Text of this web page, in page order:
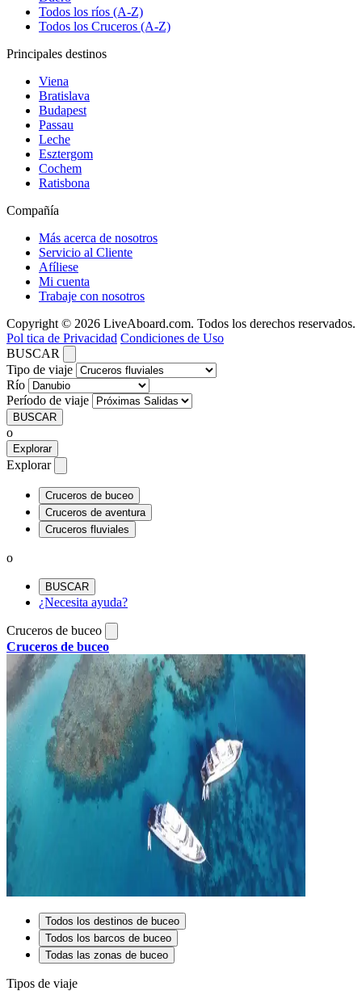
Todos los ríos (A-Z)
Todos los Cruceros (A-Z)
Principales destinos
Viena
Bratislava
Budapest
Passau
Leche
Esztergom
Cochem
Ratisbona
Compañía
Más acerca de nosotros
Servicio al Cliente
Afíliese
Mi cuenta
Trabaje con nosotros
Copyright © 2026 LiveAboard.com. Todos los derechos reservados.
Pol tica de Privacidad Condiciones de Uso
BUSCAR
Tipo de viaje
Río
Período de viaje
BUSCAR
o
Explorar
Explorar
Cruceros de buceo
Cruceros de aventura
Cruceros fluviales
o
BUSCAR
¿Necesita ayuda?
Cruceros de buceo
Cruceros de buceo
Todos los destinos de buceo
Todos los barcos de buceo
Todas las zonas de buceo
Tipos de viaje